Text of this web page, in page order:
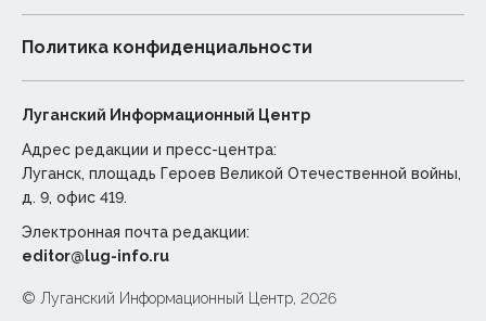
Политика конфиденциальности
Луганский Информационный Центр
Адрес редакции и пресс-центра:
Луганск, площадь Героев Великой Отечественной войны,
д. 9, офис 419.
Электронная почта редакции:
editor@lug-info.ru
© Луганский Информационный Центр, 2026